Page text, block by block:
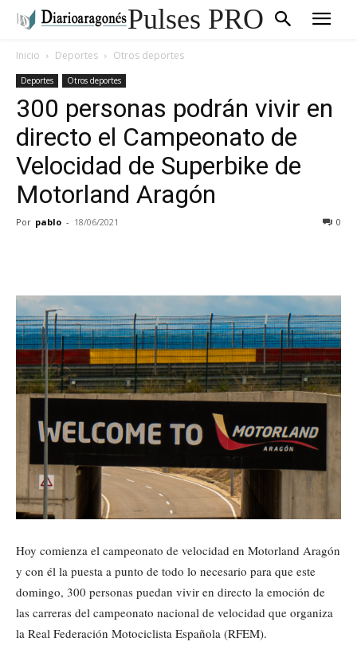
Pulses PRO
Inicio Deportes Otros deportes
Deportes Otros deportes
300 personas podrán vivir en
directo el Campeonato de
Velocidad de Superbike de
Motorland Aragón
Por pablo - 18/06/2021 0
Hoy comienza el campeonato de velocidad en Motorland Aragón
y con él la puesta a punto de todo lo necesario para que este
domingo, 300 personas puedan vivir en directo la emoción de
las carreras del campeonato nacional de velocidad que organiza
la Real Federación Motociclista Española (RFEM).